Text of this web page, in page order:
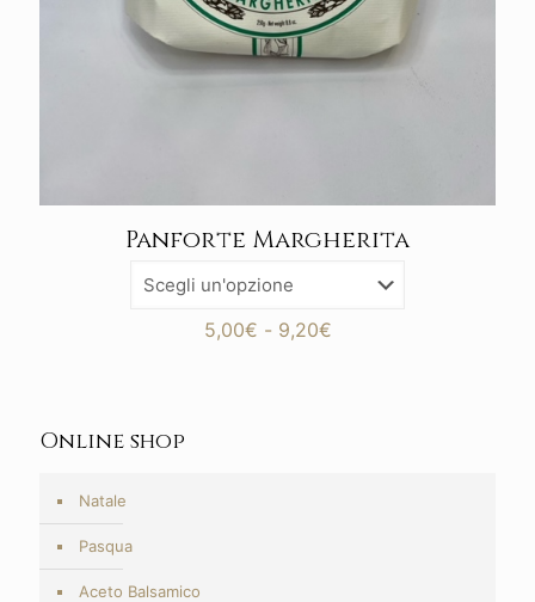
Panforte Margherita
5,00€ - 9,20€Fascia
Online shop
Natale
Pasqua
Aceto Balsamico